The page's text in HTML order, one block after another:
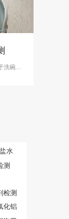
洗碗机
水
测
检测
化铝